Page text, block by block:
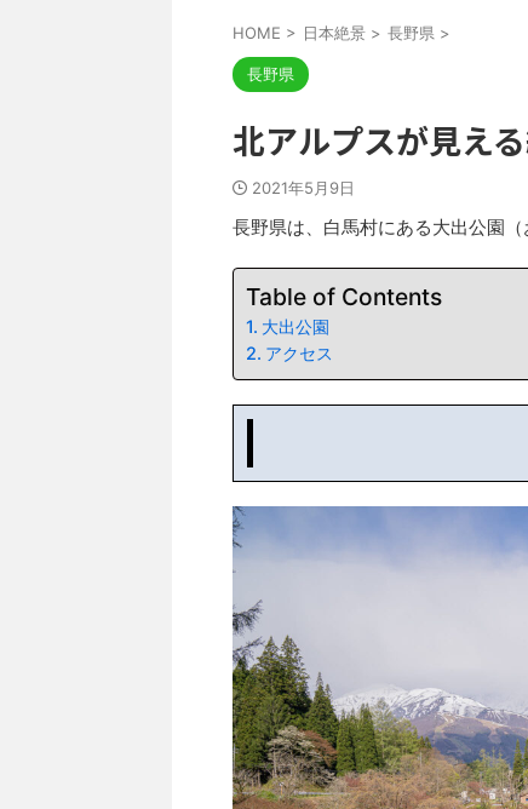
HOME > 日本絶景 > 長野県 >
長野県
北アルプスが見え
2021年5月9日
長野県は、白馬村にある大出公園（
Table of Contents
大出公園
アクセス